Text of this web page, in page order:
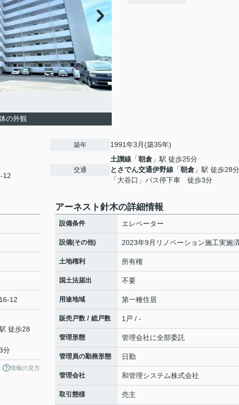
の外観
12
築年 1991年3月(築35年)
交通
土讃線 「朝倉 」駅 徒歩25分
とさでん交通伊野線 「朝倉 」駅 徒歩28分
「大谷口」バス停下車 徒歩3分
12
徒歩28
分
情報の見方
アーネスト針木の詳細情報
設備条件 エレベーター
設備(その他) 2023年9月リノベーション施工実施
土地権利 所有権
国土法届出 不要
用途地域 第一種住居
販売戸数 / 総戸数 1戸 / -
管理形態 管理会社に全部委託
管理員の勤務形態 日勤
管理会社 和管理システム株式会社
取引態様 売主